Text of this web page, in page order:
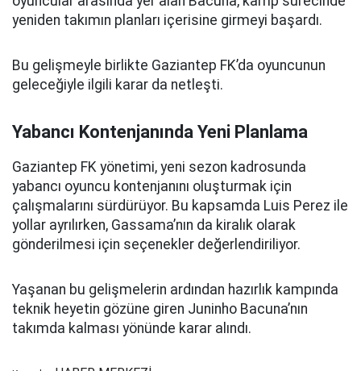
yeniden takımın planları içerisine girmeyi başardı.
Bu gelişmeyle birlikte Gaziantep FK’da oyuncunun
geleceğiyle ilgili karar da netleşti.
Yabancı Kontenjanında Yeni Planlama
Gaziantep FK yönetimi, yeni sezon kadrosunda
yabancı oyuncu kontenjanını oluşturmak için
çalışmalarını sürdürüyor. Bu kapsamda Luis Perez ile
yollar ayrılırken, Gassama’nın da kiralık olarak
gönderilmesi için seçenekler değerlendiriliyor.
Yaşanan bu gelişmelerin ardından hazırlık kampında
teknik heyetin gözüne giren Juninho Bacuna’nın
takımda kalması yönünde karar alındı.